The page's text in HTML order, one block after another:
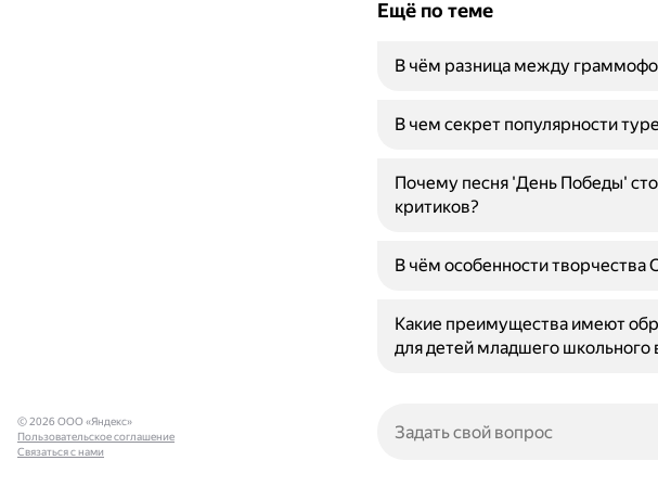
Ещё по теме
В чём разница между
В чем секрет популярности
Почему песня 'День Победы'
критиков?
В чём особенности творчества
Какие преимущества имеют
для детей младшего школьного
© 2026 ООО «Яндекс»
Пользовательское соглашение
Связаться с нами